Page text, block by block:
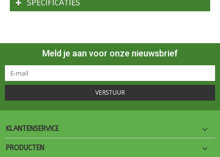
SPECIFICATIES
Meld je aan voor onze nieuwsbrief
VERSTUUR
KLANTENSERVICE
PRODUCTEN